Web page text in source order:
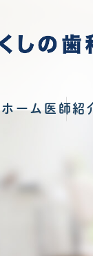
ホーム 医師紹